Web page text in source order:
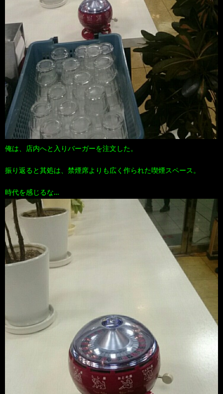
俺は、店内へと入りバーガーを注文した。
振り返ると其処は、禁煙席よりも広く作られた喫煙スペース。
時代を感じるな…